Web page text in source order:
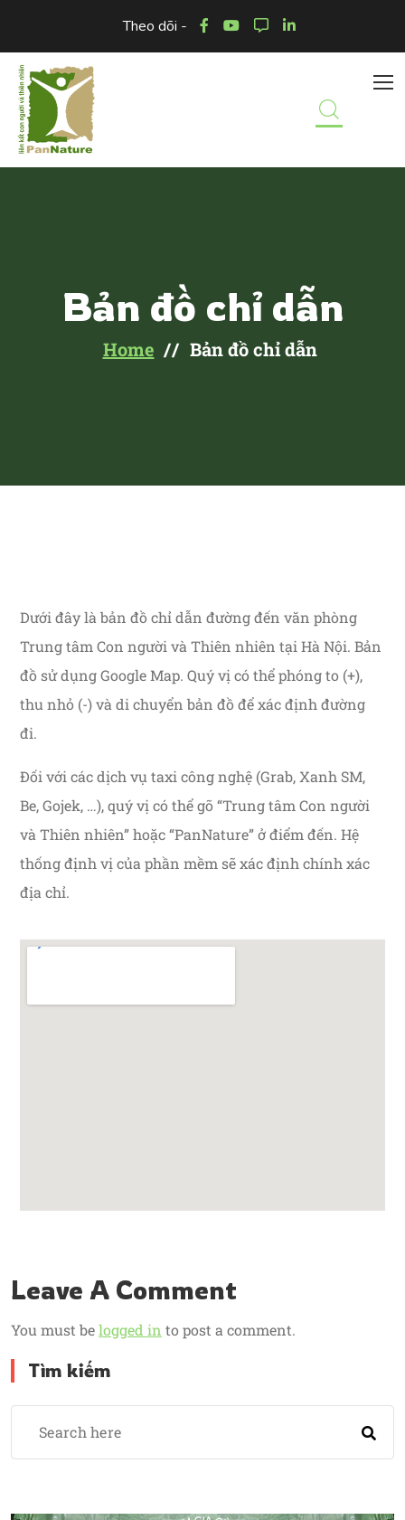
Theo dõi -
Bản đồ chỉ dẫn
Home Bản đồ chỉ dẫn
Dưới đây là bản đồ chỉ dẫn đường đến văn phòng
Trung tâm Con người và Thiên nhiên tại Hà Nội. Bản
đồ sử dụng Google Map. Quý vị có thể phóng to (+),
thu nhỏ (-) và di chuyển bản đồ để xác định đường
đi.
Đối với các dịch vụ taxi công nghệ (Grab, Xanh SM,
Be, Gojek, …), quý vị có thể gõ “Trung tâm Con người
và Thiên nhiên” hoặc “PanNature” ở điểm đến. Hệ
thống định vị của phần mềm sẽ xác định chính xác
địa chỉ.
Leave A Comment
You must belogged in to post a comment.
Tìm kiếm